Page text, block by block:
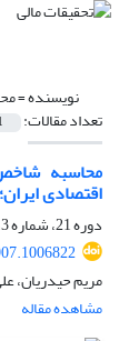
نویسنده =
تعداد مقالات:
محاسبه
اقتصادی
دوره 21، شماره 3، 1398، صفحه
مریم حیدریان،
مشاهده مقاله